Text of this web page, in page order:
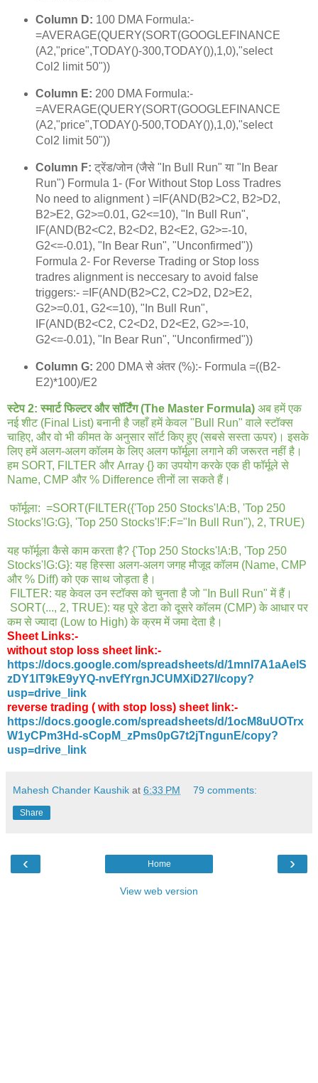
Column D: 100 DMA Formula:-
=AVERAGE(QUERY(SORT(GOOGLEFINANCE
(A2,"price",TODAY()-300,TODAY()),1,0),"select
Col2 limit 50"))
Column E: 200 DMA Formula:-
=AVERAGE(QUERY(SORT(GOOGLEFINANCE
(A2,"price",TODAY()-500,TODAY()),1,0),"select
Col2 limit 50"))
Column F: ट्रेंड/जोन (जैसे "In Bull Run" या "In Bear
Run") Formula 1- (For Without Stop Loss Tradres
No need to alignment ) =IF(AND(B2>C2, B2>D2,
B2>E2, G2>=0.01, G2<=10), "In Bull Run",
IF(AND(B2<C2, B2<D2, B2<E2, G2>=-10,
G2<=-0.01), "In Bear Run", "Unconfirmed"))
Formula 2- For Reverse Trading or Stop loss
tradres alignment is neccesary to avoid false
triggers:- =IF(AND(B2>C2, C2>D2, D2>E2,
G2>=0.01, G2<=10), "In Bull Run",
IF(AND(B2<C2, C2<D2, D2<E2, G2>=-10,
G2<=-0.01), "In Bear Run", "Unconfirmed"))
Column G: 200 DMA से अंतर (%):- Formula =((B2-
E2)*100)/E2
स्टेप 2: स्मार्ट फिल्टर और सॉर्टिंग (The Master Formula) अब हमें एक
नई शीट (Final List) बनानी है जहाँ हमें केवल "Bull Run" वाले स्टॉक्स
चाहिए, और वो भी कीमत के अनुसार सॉर्ट किए हुए (सबसे सस्ता ऊपर)। इसके
लिए हमें अलग-अलग कॉलम के लिए अलग फॉर्मूला लगाने की जरूरत नहीं है।
हम SORT, FILTER और Array {} का उपयोग करके एक ही फॉर्मूले से
Name, CMP और % Difference तीनों ला सकते हैं।
फॉर्मूला: =SORT(FILTER({'Top 250 Stocks'!A:B, 'Top 250
Stocks'!G:G}, 'Top 250 Stocks'!F:F="In Bull Run"), 2, TRUE)
यह फॉर्मूला कैसे काम करता है? {'Top 250 Stocks'!A:B, 'Top 250
Stocks'!G:G}: यह हिस्सा अलग-अलग जगह मौजूद कॉलम (Name, CMP
और % Diff) को एक साथ जोड़ता है।
FILTER: यह केवल उन स्टॉक्स को चुनता है जो "In Bull Run" में हैं।
SORT(..., 2, TRUE): यह पूरे डेटा को दूसरे कॉलम (CMP) के आधार पर
कम से ज्यादा (Low to High) के क्रम में जमा देता है।
Sheet Links:-
without stop loss sheet link:-
https://docs.google.com/spreadsheets/d/1mnI7A1aAelS
zDY1lT9kE9yYQ-nvEfYrgnJCUMXiD27I/copy?
usp=drive_link
reverse trading ( with stop loss) sheet link:-
https://docs.google.com/spreadsheets/d/1ocM8uUOTrx
W1yCPm3Hd-sCopM_zPms0pG7t2jTngunE/copy?
usp=drive_link
Mahesh Chander Kaushik at 6:33 PM 79 comments:
Share
‹ ›
Home
View web version